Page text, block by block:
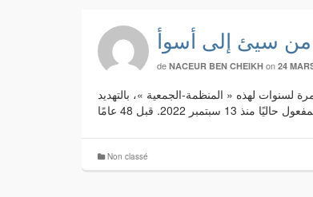
من سيئ إلى أسوأ
de NACEUR BEN CHEIKH on 24
لسنوات لهذه « المنظمة-الجمعية »، بالتهديد
Non classé